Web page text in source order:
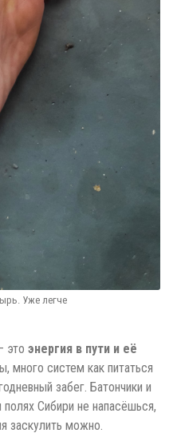
Уже легче
это энергия в пути и её
много систем как питаться
забег. Батончики и
Сибири не напасёшься,
заскулить можно.